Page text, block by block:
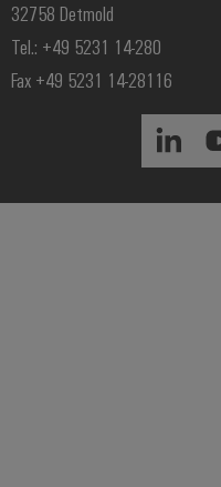
32758 Detmold
Tel.: +49 5231 14-280
Fax +49 5231 14-28116